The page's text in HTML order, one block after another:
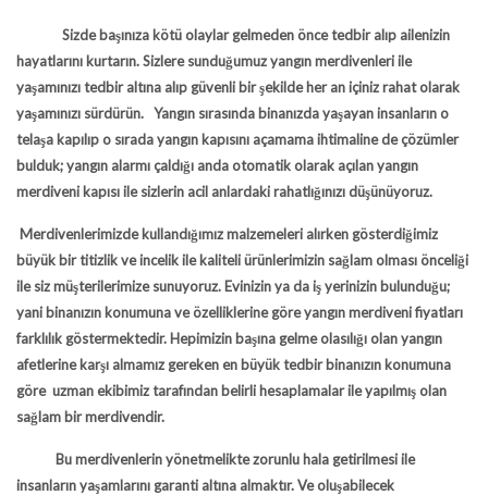
Sizde başınıza kötü olaylar gelmeden önce tedbir alıp ailenizin
hayatlarını kurtarın. Sizlere sunduğumuzyangın merdivenleriile
yaşamınızı tedbir altına alıp güvenli bir şekilde her an içiniz rahat olarak
yaşamınızı sürdürün. Yangın sırasında binanızda yaşayan insanların o
telaşa kapılıp o sırada yangın kapısını açamama ihtimaline de çözümler
bulduk; yangın alarmı çaldığı anda otomatik olarak açılanyangın
merdiveni kapısı ile sizlerin acil anlardaki rahatlığınızı düşünüyoruz.
Merdivenlerimizde kullandığımız malzemeleri alırken gösterdiğimiz
büyük bir titizlik ve incelik ile kaliteli ürünlerimizin sağlam olması önceliği
ile siz müşterilerimize sunuyoruz. Evinizin ya da iş yerinizin bulunduğu;
yani binanızın konumuna ve özelliklerine göreyangın merdiveni fiyatları
farklılık göstermektedir. Hepimizin başına gelme olasılığı olan yangın
afetlerine karşı almamız gereken en büyük tedbir binanızın konumuna
göre uzman ekibimiz tarafından belirli hesaplamalar ile yapılmış olan
sağlam bir merdivendir.
Bu merdivenlerin yönetmelikte zorunlu hala getirilmesi ile
insanların yaşamlarını garanti altına almaktır. Ve oluşabilecek